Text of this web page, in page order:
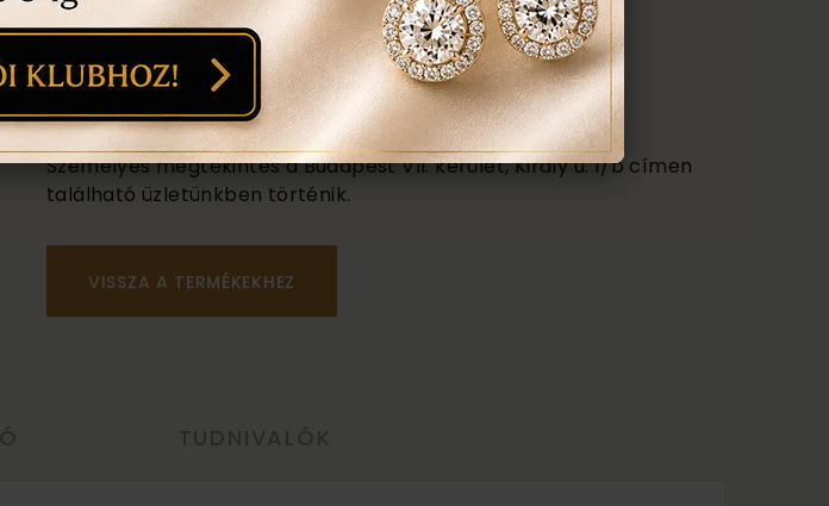
Személyes megtekintés a Budapest VII. kerület, Király u. 1/b címen
található üzletünkben történik.
VISSZA A TERMÉKEKHEZ